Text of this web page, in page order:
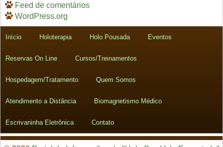
Feed de comentários
WordPress.org
Início Holoterapia Holo Pousada Eventos
Reservas On Line Cursos/Treinamentos
Hospedagem/Tratamento Quem Somos
Atendimento a Distância Biomagnetismo Médico
Escrivaninha Eletrônica Contato